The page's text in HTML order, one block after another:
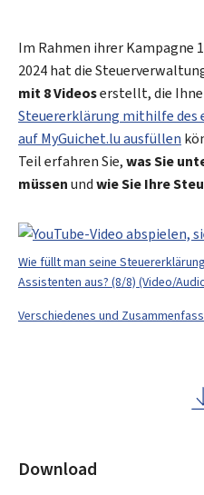
Im Rahmen ihrer Kampagne
2024 hat die
mit 8 Videoserstellt, die
Steuererklärung mithilfe des
aufMyGuichet.lu ausfüllen
Teil erfahren Sie,was Sie
müssenundwie Sie Ihre
Wie füllt man seine
Assistenten aus? (8/8) (Video/
Verschiedenes und
Download